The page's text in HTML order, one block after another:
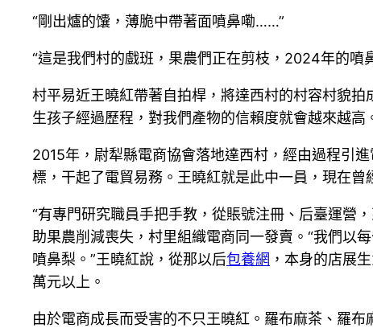
“剛出爐的馕，薄脆中帶著面噴鼻嘞……”
“這是我們村的戲班，果農們正在剪枝，2024年的
村平易近王曉紅帶著自拍桿，將達西村的村容村貌
生孩子經過歷程，對我們產物的信賴度就會越來越高
2015年，尉犁縣電商協會落地達西村，經由過程引
標，干起了電貿易務。王曉紅就是此中一員，現在曾
“有專門研究職員手把手教，從賬號注冊、后臺運營
助果農削減喪失，村里組織電商同一發賣。“我們以
噴鼻梨。”王曉紅說，從那以后包養網 ，本身的店展
萬元以上。
由於電商成長而受害的不只王曉紅。羅布麻茶、羅